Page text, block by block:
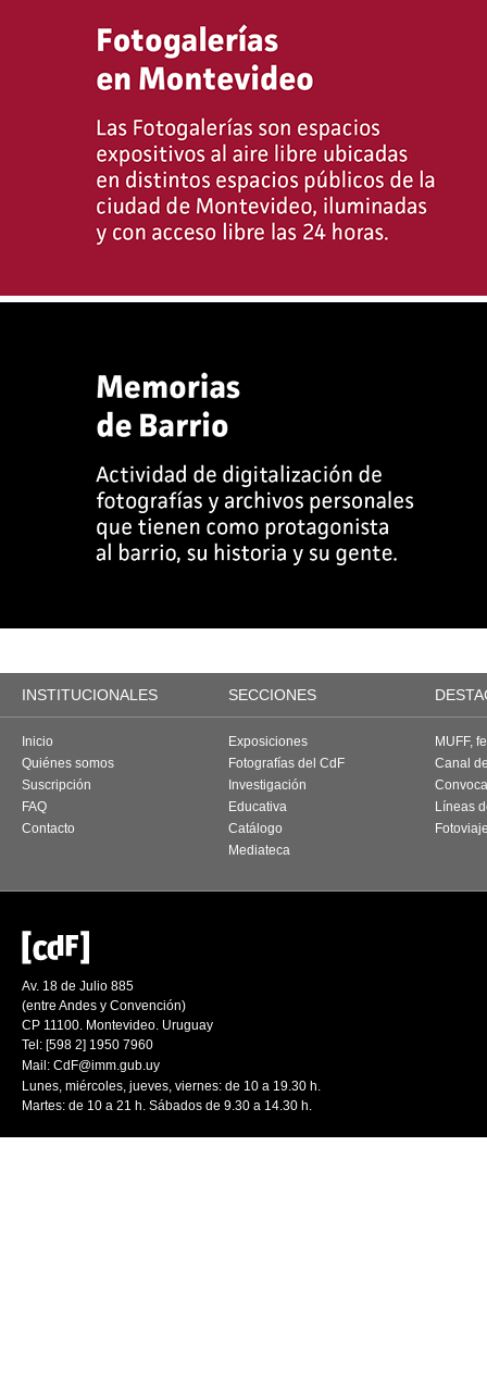
INSTITUCIONALES SECCIONES
Inicio
Quiénes somos
Suscripción
FAQ
Contacto
Exposiciones
Fotografías del CdF
Investigación
Educativa
Catálogo
Mediateca
MUFF,
Canal
Líneas
Av. 18 de Julio 885
(entre Andes y Convención)
CP 11100. Montevideo. Uruguay
Tel: [598 2] 1950 7960
Mail: CdF@imm.gub.uy
Lunes, miércoles, jueves, viernes: de 10 a 19.30 h.
Martes: de 10 a 21 h. Sábados de 9.30 a 14.30 h.